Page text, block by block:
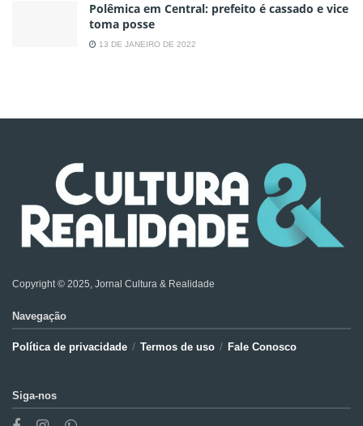
Polêmica em Central: prefeito é cassado e vice
toma posse
13 DE JANEIRO DE 2022
Copyright © 2025, Jornal Cultura & Realidade
Navegação
Política de privacidade Termos de uso Fale Conosco
Siga-nos